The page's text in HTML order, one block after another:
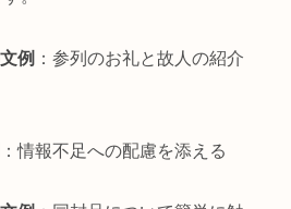
例 ：参列のお礼と故人の紹介
：情報不足への配慮を添える